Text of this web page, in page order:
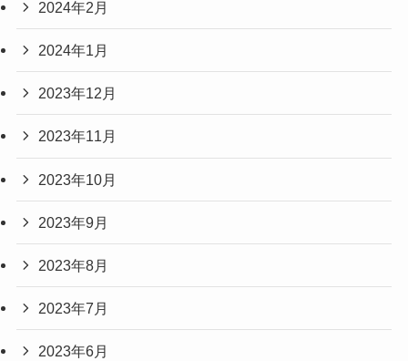
2024年2月
2024年1月
2023年12月
2023年11月
2023年10月
2023年9月
2023年8月
2023年7月
2023年6月